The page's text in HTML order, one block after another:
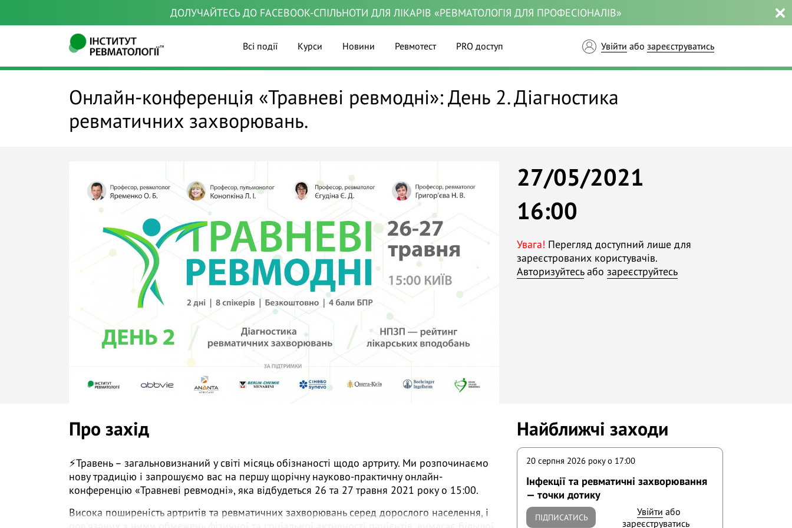
ДОЛУЧАЙТЕСЬ ДО FACEBOOK-СПІЛЬНОТИ ДЛЯ ЛІКАРІВ «РЕВМАТОЛОГІЯ ДЛЯ ПРОФЕСІОНАЛІВ»
Всі події Курси Новини Ревмотест PRO доступ Увійти або зареєструватись
Онлайн-конференція «Травневі ревмодні»: День 2. Діагностика
ревматичних захворювань.
27/05/2021
16:00
Увага! Перегляд доступний лише для
зареєстрованих користувачів.
Авторизуйтесьабо зареєструйтесь
Про захід
⚡Травень – загальновизнаний у світі місяць обізнаності щодо артриту. Ми розпочинаємо
нову традицію і запрошуємо вас на першу щорічну науково-практичну онлайн-
конференцію «Травневі ревмодні», яка відбудеться 26 та 27 травня 2021 року о 15:00.
Висока поширеність артритів та ревматичних захворювань серед дорослого населення, і
Найближчі заходи
20 серпня 2026 року o 17:00
Інфекції та ревматичні захворювання
— точки дотику
ПІДПИСАТИСЬ Увійти або
зареєструватись